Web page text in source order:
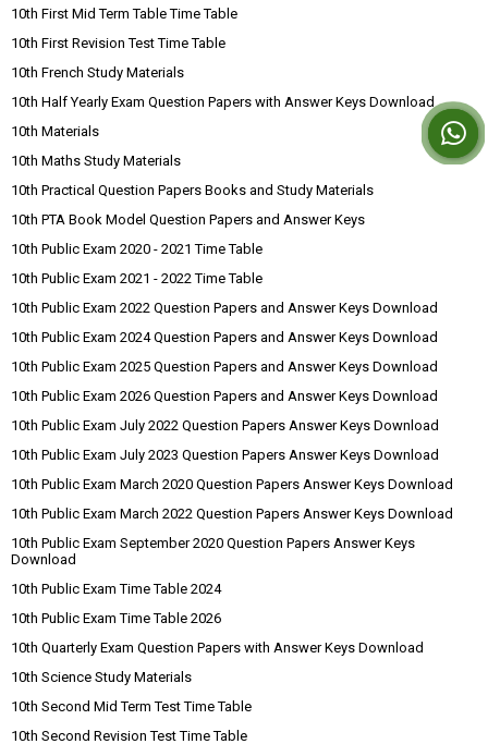
10th First Mid Term Table Time Table
10th First Revision Test Time Table
10th French Study Materials
10th Half Yearly Exam Question Papers with Answer Keys Download
10th Materials
10th Maths Study Materials
10th Practical Question Papers Books and Study Materials
10th PTA Book Model Question Papers and Answer Keys
10th Public Exam 2020 - 2021 Time Table
10th Public Exam 2021 - 2022 Time Table
10th Public Exam 2022 Question Papers and Answer Keys Download
10th Public Exam 2024 Question Papers and Answer Keys Download
10th Public Exam 2025 Question Papers and Answer Keys Download
10th Public Exam 2026 Question Papers and Answer Keys Download
10th Public Exam July 2022 Question Papers Answer Keys Download
10th Public Exam July 2023 Question Papers Answer Keys Download
10th Public Exam March 2020 Question Papers Answer Keys Download
10th Public Exam March 2022 Question Papers Answer Keys Download
10th Public Exam September 2020 Question Papers Answer Keys
Download
10th Public Exam Time Table 2024
10th Public Exam Time Table 2026
10th Quarterly Exam Question Papers with Answer Keys Download
10th Science Study Materials
10th Second Mid Term Test Time Table
10th Second Revision Test Time Table